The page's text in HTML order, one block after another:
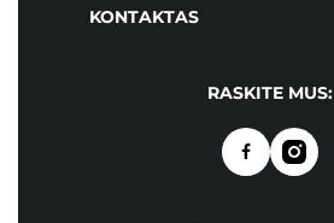
KONTAKTAS
RASKITE MUS: